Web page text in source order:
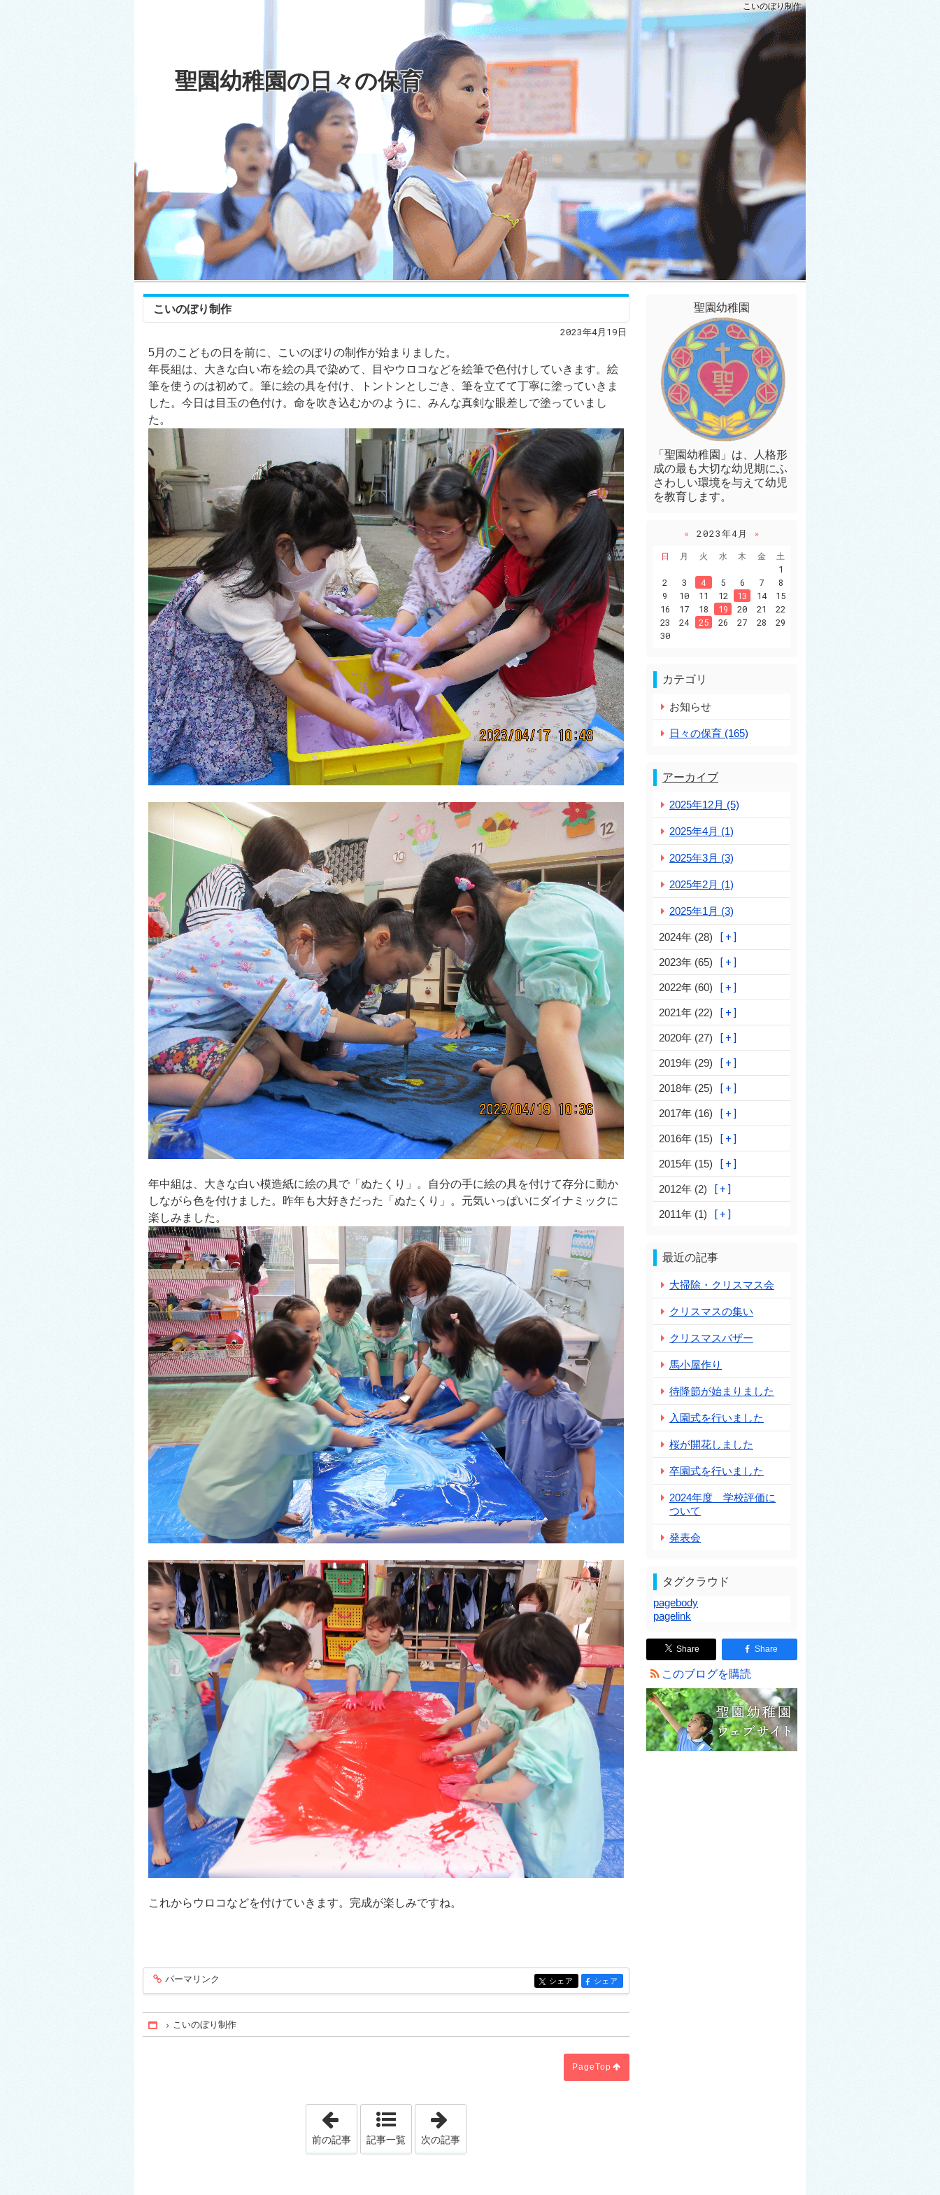
こいのぼり制作
聖園幼稚園の日々の保育
こいのぼり制作
2023年4月19日
5月のこどもの日を前に、こいのぼりの制作が始まりました。
年長組は、大きな白い布を絵の具で染めて、目やウロコなどを絵筆で色付けしていきます。絵
筆を使うのは初めて。筆に絵の具を付け、トントンとしごき、筆を立てて丁寧に塗っていきま
した。今日は目玉の色付け。命を吹き込むかのように、みんな真剣な眼差しで塗っていまし
た。
年中組は、大きな白い模造紙に絵の具で「ぬたくり」。自分の手に絵の具を付けて存分に動か
しながら色を付けました。昨年も大好きだった「ぬたくり」。元気いっぱいにダイナミックに
楽しみました。
これからウロコなどを付けていきます。完成が楽しみですね。
entry486
パーマリンク entry486
シェア entry486
シェア
Homeこいのぼり制作
PageTop
「金柑」
前の記事 記事一覧 次の記事
聖園幼稚園
「聖園幼稚園」は、人格形
成の最も大切な幼児期にふ
さわしい環境を与えて幼児
を教育します。
« 2023年4月
»
日
月 火 水 木 金
土
1
2
3 4 5 6 7
8
9
10 11 12 13 14
15
16
17 18 19 20 21
22
23
24 25 26 27 28
29
30
カテゴリ
お知らせ
日々の保育 (165)
アーカイブ
2025年12月 (5)
2025年4月 (1)
2025年3月 (3)
2025年2月 (1)
2025年1月 (3)
2024年 (28)
2023年 (65)
2022年 (60)
2021年 (22)
2020年 (27)
2019年 (29)
2018年 (25)
2017年 (16)
2016年 (15)
2015年 (15)
2012年 (2)
2011年 (1)
最近の記事
大掃除・クリスマス会
クリスマスの集い
クリスマスバザー
馬小屋作り
待降節が始まりました
入園式を行いました
桜が開花しました
卒園式を行いました
2024年度 学校評価に
ついて
発表会
タグクラウド
pagebody
pagelink
Share Share
このブログを購読